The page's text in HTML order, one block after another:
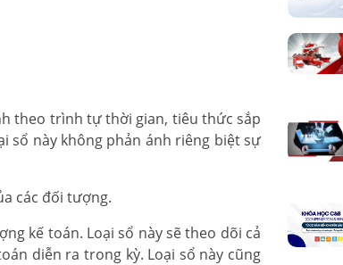
theo trình tự thời gian, tiêu thức sắp
sổ này không phản ánh riêng biệt sự
các đối tượng.
kế toán. Loại sổ này sẽ theo dõi cả
diễn ra trong kỳ. Loại sổ này cũng